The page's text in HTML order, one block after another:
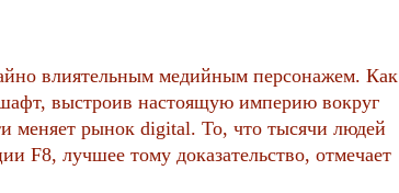
влиятельным медийным персонажем. Как
выстроив настоящую империю вокруг
меняет рынок digital. То, что тысячи людей
F8, лучшее тому доказательство, отмечает